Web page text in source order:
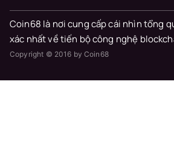
Coin68 là nơi cung cấp cái nhìn tổng
xác nhất về tiến bộ công nghệ
Copyright © 2016 by Coin68